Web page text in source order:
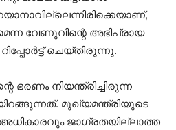
വേണുവിന്റെ അഭിപ്രായ
ചെയ്തിരുന്നു.
ഭരണം നിയന്ത്രിച്ചിരുന്ന
മുഖ്യമന്ത്രിയുടെ
ജാഗ്രതയില്ലാത്ത